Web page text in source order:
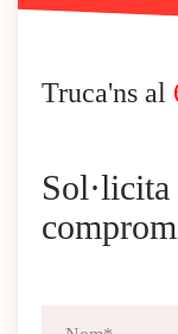
Truca'ns al